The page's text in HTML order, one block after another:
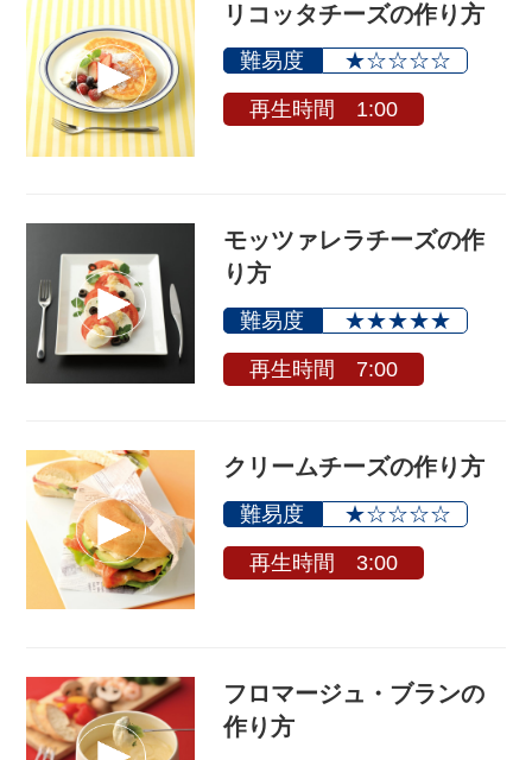
リコッタチーズの作り方
難易度 ★☆☆☆☆
再生時間 1:00
モッツァレラチーズの作
り方
難易度 ★★★★★
再生時間 7:00
クリームチーズの作り方
難易度 ★☆☆☆☆
再生時間 3:00
フロマージュ・ブランの
作り方